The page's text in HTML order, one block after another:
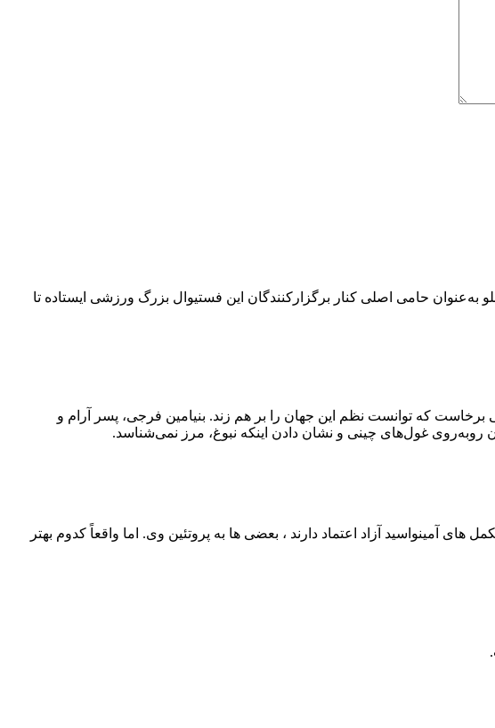
که مسیرش دور یک جزیره ۴۲ کیلومتری می‌چرخد. امسال بلو به‌عنوان حامی اصلی کنار برگزارکنندگان این فستیوال بزرگ ورزشی ایستاده تا
برخاست که توانست نظم این جهان را بر هم زند. بنیامین فرجی، پسر آرام و
غول‌های چینی و نشان دادن اینکه نبوغ، مرز نمی‌شناسد.
آمینواسید آزاد اعتماد دارند ، بعضی‌ ها به پروتئین وی. اما واقعاً کدوم بهتر